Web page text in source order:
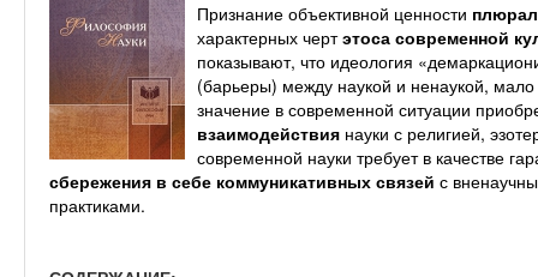
Признание объективной ценности
характерных чертэтоса современной
показывают, что идеология
(барьеры) между наукой и ненаукой,
значение в современной ситуации
взаимодействия науки с религией,
современной науки требует в качестве
сбережения в себе коммуникативных связей с
практиками.